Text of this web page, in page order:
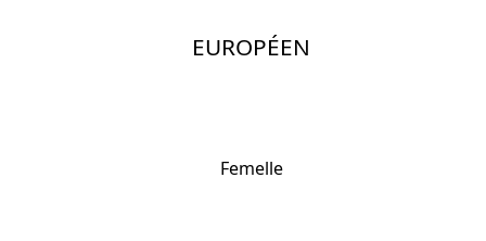
EUROPÉEN
Femelle